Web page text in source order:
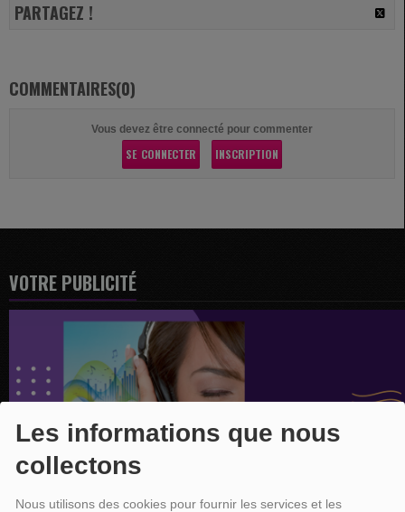
Les informations que nous
collectons
Nous utilisons des cookies pour fournir les services et les
PARTAGEZ !
COMMENTAIRES(0)
Vous devez être connecté pour commenter
SE CONNECTER INSCRIPTION
VOTRE PUBLICITÉ